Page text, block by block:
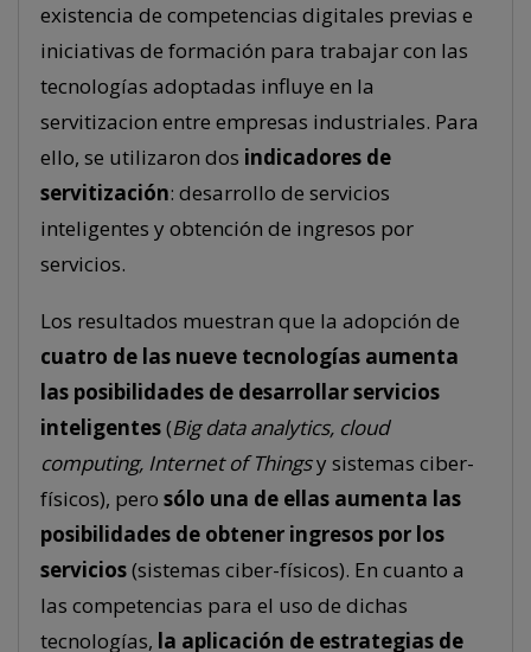
existencia de competencias digitales previas e
iniciativas de formación para trabajar con las
tecnologías adoptadas influye en la
servitizacion entre empresas industriales. Para
ello, se utilizaron dos indicadores de
servitización: desarrollo de servicios
inteligentes y obtención de ingresos por
servicios.
Los resultados muestran que la adopción de
cuatro de las nueve tecnologías aumenta
las posibilidades de desarrollar servicios
inteligentes(Big data analytics, cloud
computing, Internet of Thingsy sistemas ciber-
físicos), pero sólo una de ellas aumenta las
posibilidades de obtener ingresos por los
servicios(sistemas ciber-físicos). En cuanto a
las competencias para el uso de dichas
tecnologías, la aplicación de estrategias de